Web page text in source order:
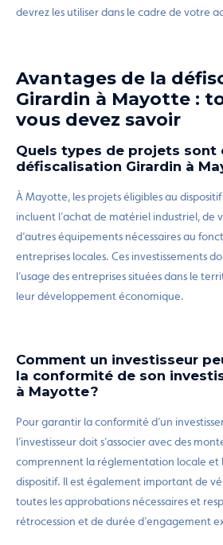
devrez les utiliser dans le cadre de votre
Avantages de la
Girardin à Mayotte :
vous devez savoir
Quels types de projets sont
défiscalisation Girardin à
À Mayotte, les projets éligibles au
incluent l’achat de matériel industriel, de
d’autres équipements nécessaires au
entreprises locales. Ces investissements
l’usage des entreprises situées dans le
leur développement économique.
Comment un investisseur
la conformité de son
à Mayotte ?
Pour garantir la conformité d’un
l’investisseur doit s’associer avec des
comprennent la réglementation locale et
dispositif. Il est également important de
toutes les approbations nécessaires et
rétrocession et de durée d’engagement